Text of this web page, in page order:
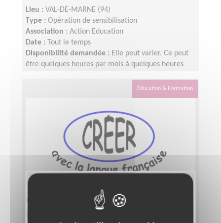
Lieu : VAL-DE-MARNE (94)
Type : Opération de sensibilisation
Association : Action Education
Date :
Tout le temps
Disponibilité demandée : Elle peut varier. Ce peut
être quelques heures par mois à quelques heures
Éducation & Formation
Animez des ateliers de français à
but d'insertion pour une association